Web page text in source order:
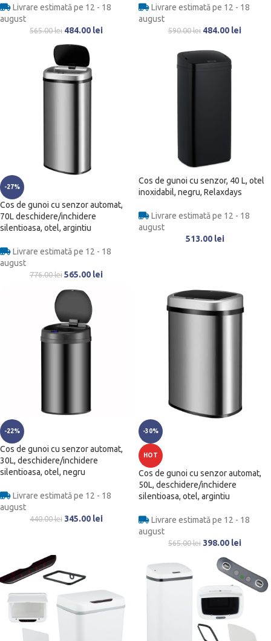
Livrare estimată pe 12 - 18
august
565.00lei 484.00 lei
Livrare estimată pe 12 - 18
august
590.00lei 484.00 lei
-27%
Cos de gunoi cu senzor automat,
70L deschidere/inchidere
silentioasa, otel, argintiu
Livrare estimată pe 12 - 18
august
776.00lei 565.00 lei
Cos de gunoi cu senzor, 40 L, otel
inoxidabil, negru, Relaxdays
Livrare estimată pe 12 - 18
august
513.00 lei
-22%
Cos de gunoi cu senzor automat,
30L, deschidere/inchidere
silentioasa, otel, negru
Livrare estimată pe 12 - 18
august
440.00lei 345.00 lei
-30%
HOT
Cos de gunoi cu senzor automat,
50L, deschidere/inchidere
silentioasa, otel, argintiu
Livrare estimată pe 12 - 18
august
565.00lei 398.00 lei